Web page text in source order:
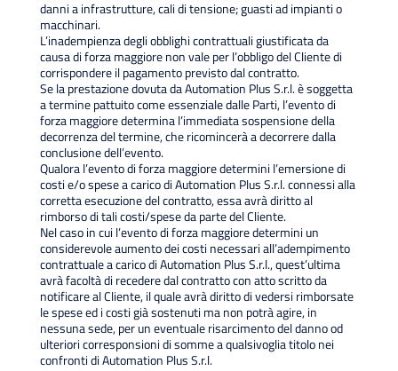
danni a infrastrutture, cali di tensione; guasti ad impianti o
macchinari.
L’inadempienza degli obblighi contrattuali giustificata da
causa di forza maggiore non vale per l’obbligo del Cliente di
corrispondere il pagamento previsto dal contratto.
Se la prestazione dovuta da Automation Plus S.r.l. è soggetta
a termine pattuito come essenziale dalle Parti, l’evento di
forza maggiore determina l’immediata sospensione della
decorrenza del termine, che ricomincerà a decorrere dalla
conclusione dell’evento.
Qualora l’evento di forza maggiore determini l’emersione di
costi e/o spese a carico di Automation Plus S.r.l. connessi alla
corretta esecuzione del contratto, essa avrà diritto al
rimborso di tali costi/spese da parte del Cliente.
Nel caso in cui l’evento di forza maggiore determini un
considerevole aumento dei costi necessari all’adempimento
contrattuale a carico di Automation Plus S.r.l., quest’ultima
avrà facoltà di recedere dal contratto con atto scritto da
notificare al Cliente, il quale avrà diritto di vedersi rimborsate
le spese ed i costi già sostenuti ma non potrà agire, in
nessuna sede, per un eventuale risarcimento del danno od
ulteriori corresponsioni di somme a qualsivoglia titolo nei
confronti di Automation Plus S.r.l.